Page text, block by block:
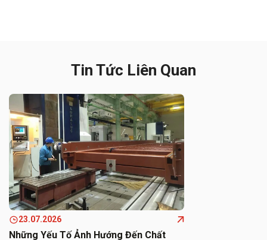
Tin Tức Liên Quan
23.07.2026
Những Yếu Tố Ảnh Hướng Đến Chất